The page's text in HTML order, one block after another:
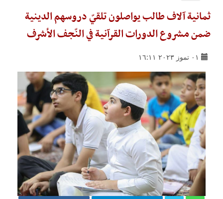
ثمانية آلاف طالب يواصلون تلقيّ دروسهم الدينية
ضمن مشروع الدورات القرآنية في النّجف الأشرف
٠١ تموز ٢٠٢٣ ١٦:١١